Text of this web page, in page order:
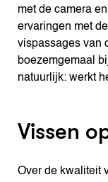
met de camera
ervaringen met
vispassages van
boezemgemaal
natuurlijk: werkt
Vissen
Over de kwaliteit